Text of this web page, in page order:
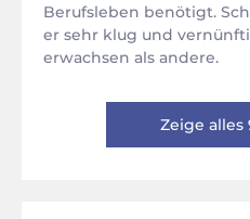
Berufsleben benötigt.
er sehr klug und
erwachsen als andere.
Zeige alles